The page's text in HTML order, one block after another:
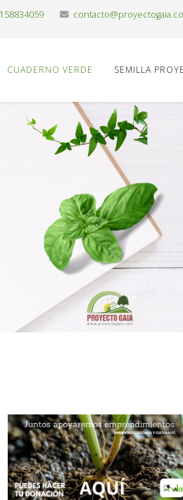
CUADERNO VERDE SEMILLA